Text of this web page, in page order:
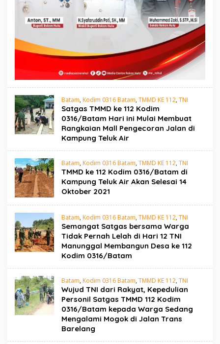
Batam, Kodim 0316 Batam, TMMD KE 112, TNI
Satgas TMMD ke 112 Kodim
0316/Batam Hari ini Mulai Membuat
Rangkaian Mall Pengecoran Jalan di
Kampung Teluk Air
Batam, Kodim 0316 Batam, TMMD KE 112, TNI
TMMD ke 112 Kodim 0316/Batam di
Kampung Teluk Air Akan Selesai 14
Oktober 2021
Batam, Kodim 0316 Batam, TMMD KE 112, TNI
Semangat Satgas bersama Warga
Tidak Pernah Lelah di Hari 12 TNI
Manunggal Membangun Desa ke 112
Kodim 0316/Batam
Batam, Kodim 0316 Batam, TMMD KE 112, TNI
Wujud TNI dari Rakyat, Kepedulian
Personil Satgas TMMD 112 Kodim
0316/Batam kepada Warga Sedang
Mengalami Mogok di Jalan Trans
Barelang